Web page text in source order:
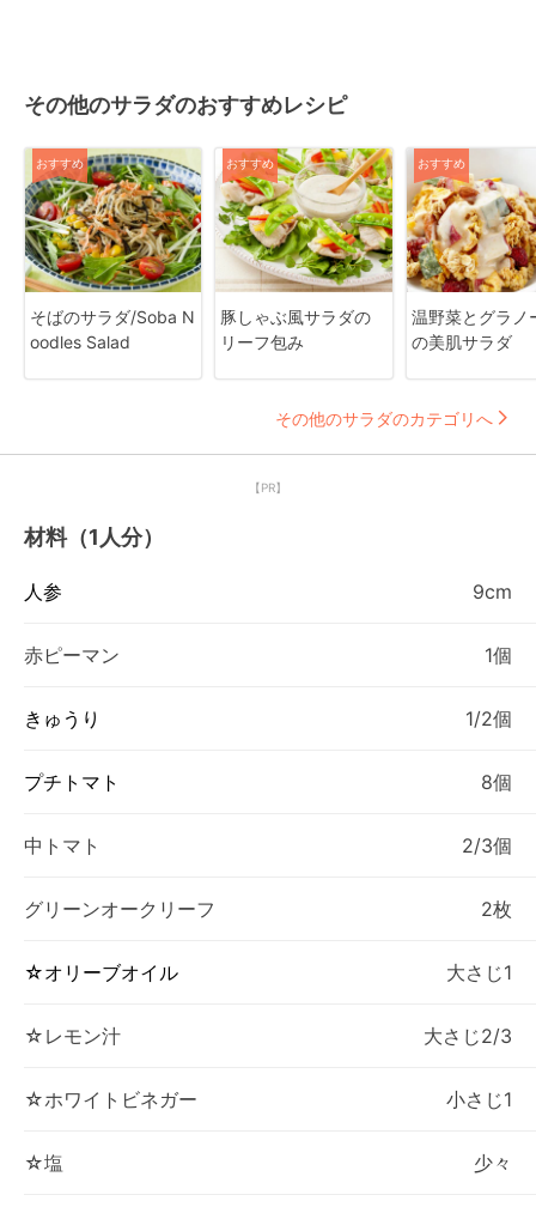
その他のサラダのおすすめレシピ
おすすめ
そばのサラダ/Soba N
oodles Salad
おすすめ
豚しゃぶ風サラダの
リーフ包み
おすすめ
温野菜とグラノ
の美肌サラダ
その他のサラダのカテゴリへ
【PR】
材料（1人分）
人参 9cm
赤ピーマン 1個
きゅうり 1/2個
プチトマト 8個
中トマト 2/3個
グリーンオークリーフ 2枚
☆オリーブオイル 大さじ1
☆レモン汁 大さじ2/3
☆ホワイトビネガー 小さじ1
☆塩 少々